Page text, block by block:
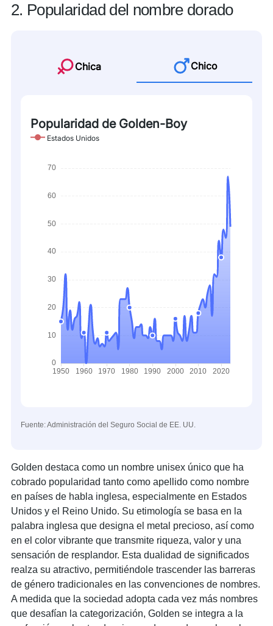
2. Popularidad del nombre dorado
Chica Chico
Popularidad de Golden-Boy
Estados Unidos
Fuente: Administración del Seguro Social de EE. UU.
Golden destaca como un nombre unisex único que ha
cobrado popularidad tanto como apellido como nombre
en países de habla inglesa, especialmente en Estados
Unidos y el Reino Unido. Su etimología se basa en la
palabra inglesa que designa el metal precioso, así como
en el color vibrante que transmite riqueza, valor y una
sensación de resplandor. Esta dualidad de significados
realza su atractivo, permitiéndole trascender las barreras
de género tradicionales en las convenciones de nombres.
A medida que la sociedad adopta cada vez más nombres
que desafían la categorización, Golden se integra a la